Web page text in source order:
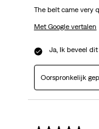
The belt came very
Met Google vertalen
Ja, Ik beveel
Oorspronkelijk